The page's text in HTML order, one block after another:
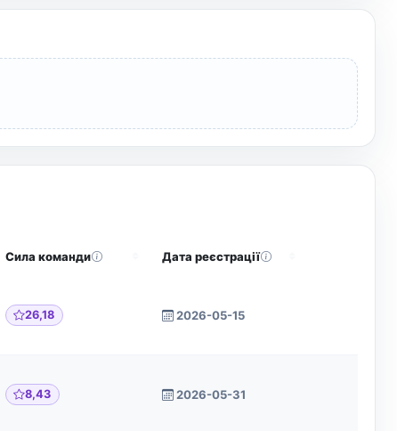
Сила команди Дата реєстрації
26,18 2026-05-15
8,43 2026-05-31